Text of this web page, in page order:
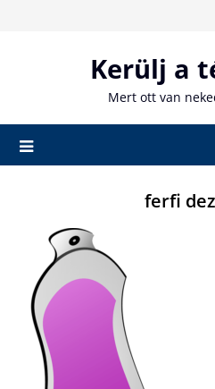
Kerülj a
Mert ott van
ferfi